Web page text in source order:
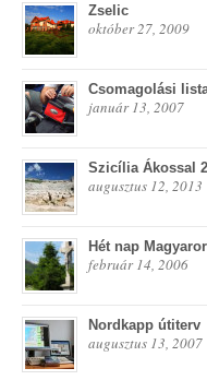
Zselic
október 27, 2009
Csomagolási
január 13, 2007
Szicília Ákossal
augusztus 12, 2013
Hét nap
február 14, 2006
Nordkapp útiterv
augusztus 13, 2007